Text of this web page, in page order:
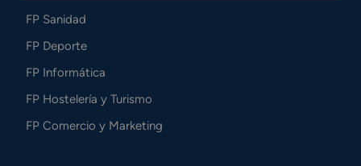
FP Sanidad
FP Deporte
FP Informática
FP Hostelería y Turismo
FP Comercio y Marketing